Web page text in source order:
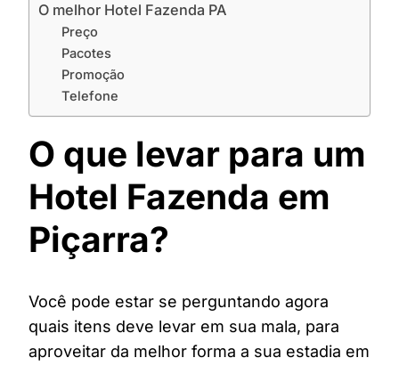
O melhor Hotel Fazenda PA
Preço
Pacotes
Promoção
Telefone
O que levar para um
Hotel Fazenda em
Piçarra?
Você pode estar se perguntando agora
quais itens deve levar em sua mala, para
aproveitar da melhor forma a sua estadia em